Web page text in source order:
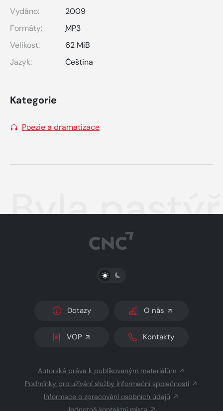
Vydáno:
2009
Formáty:
MP3
Velikost:
62 MiB
Jazyk:
Čeština
Kategorie
Poezie a dramatizace
Byla
PŘEPNOUT SVĚTLÝ/TMAVÝ REŽIM
Dotazy O nás
VOP Kontakty
Autorská práva k publikovaným materiálům
Podmínky pro užívání služby informační společnosti
Informace o zpracování osobních údajů